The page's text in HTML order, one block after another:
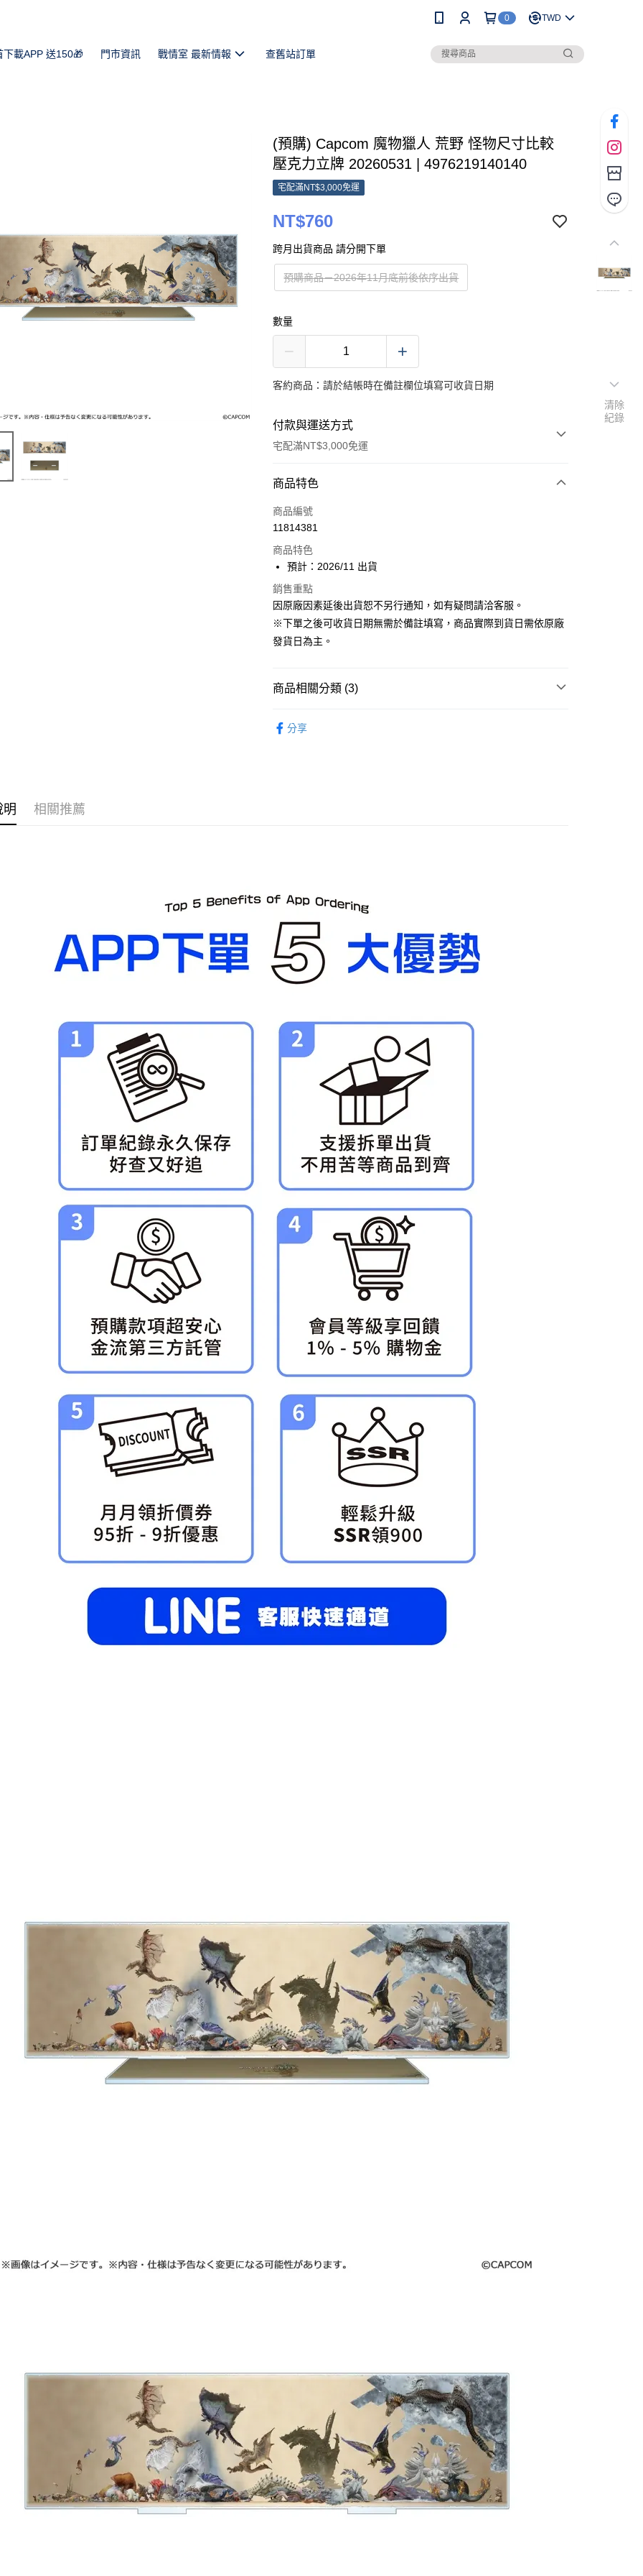
0 TWD
下載APP 送150🎁 門市資訊 戰情室 最新情報 查舊站訂單
(預購) Capcom 魔物獵人 荒野 怪物尺寸比較
壓克力立牌 20260531 | 4976219140140
宅配滿NT$3,000免運
NT$760
跨月出貨商品 請分開下單
預購商品－2026年11月底前後依序出貨
數量
客約商品：請於結帳時在備註欄位填寫可收貨日期
付款與運送方式
宅配滿NT$3,000免運
付款方式
信用卡一次付款
ATM付款
運送方式
預購-宅配(舊)
預購-宅配(離島)(舊)
東海門市自取，需自備購物袋取貨唷。
商品特色
商品編號
11814381
商品特色
預計：2026/11 出貨
銷售重點
因原廠因素延後出貨恕不另行通知，如有疑問請洽客服。
※下單之後可收貨日期無需於備註填寫，商品實際到貨日需依原廠
發貨日為主。
商品相關分類 (3)
分享
明 相關推薦
清除
紀錄